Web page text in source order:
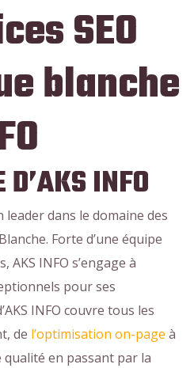
SEO
blanche
D’AKS INFO
leader dans le domaine des
Forte d’une équipe
AKS INFO s’engage à
pour ses
INFO couvre tous les
de l’optimisation on-page à
en passant par la